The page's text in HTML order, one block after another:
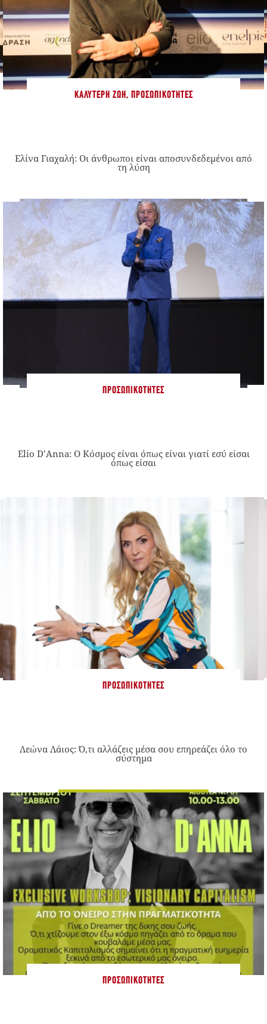
ΚΑΛΎΤΕΡΗ ΖΩΉ, ΠΡΟΣΩΠΙΚΌΤΗΤΕΣ
Ελίνα Γιαχαλή: Οι άνθρωποι είναι αποσυνδεδεμένοι από
τη λύση
ΠΡΟΣΩΠΙΚΌΤΗΤΕΣ
Elio D’Anna: Ο Κόσμος είναι όπως είναι γιατί εσύ είσαι
όπως είσαι
ΠΡΟΣΩΠΙΚΌΤΗΤΕΣ
Λεώνα Λάιος: Ό,τι αλλάζεις μέσα σου επηρεάζει όλο το
σύστημα
ΠΡΟΣΩΠΙΚΌΤΗΤΕΣ